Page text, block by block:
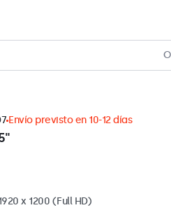
Envío previsto en 10-12 días
x 1200 (Full HD)